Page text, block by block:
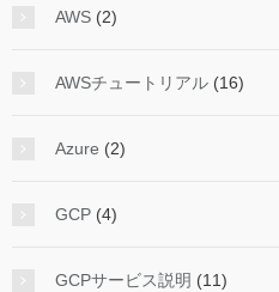
AWS (2)
AWSチュートリアル (16)
Azure (2)
GCP (4)
GCPサービス説明 (11)